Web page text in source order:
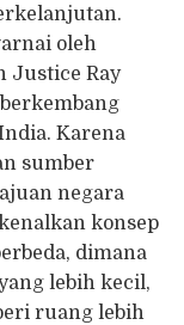
oleh
Justice Ray
Karena
sumber
negara
konsep
dimana
lebih kecil,
ruang lebih